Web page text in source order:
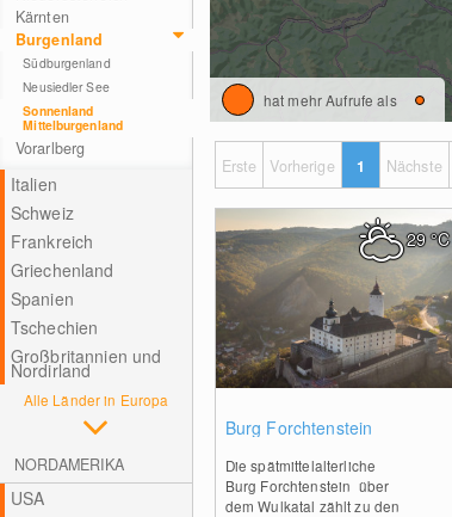
Kärnten
Burgenland
Südburgenland
Neusiedler See
Sonnenland
Mittelburgenland
Vorarlberg
Italien
Schweiz
Frankreich
Griechenland
Spanien
Tschechien
Großbritannien und
Nordirland
Alle Länder in Europa
NORDAMERIKA
USA
hat mehr Aufrufe als
Erste Vorherige 1 Nächste
Burg Forchtenstein
Die spätmittelalterliche
Burg Forchtenstein über
dem Wulkatal zählt zu den
29°C